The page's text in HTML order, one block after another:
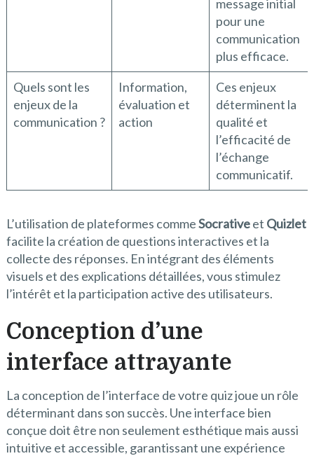
message initial
pour une
communication
plus efficace.
Quels sont les
enjeux de la
communication ?
Information,
évaluation et
action
Ces enjeux
déterminent la
qualité et
l’efficacité de
l’échange
communicatif.
L’utilisation de plateformes commeSocrativeet Quizlet
facilite la création de questions interactives et la
collecte des réponses. En intégrant des éléments
visuels et des explications détaillées, vous stimulez
l’intérêt et la participation active des utilisateurs.
Conception d’une
interface attrayante
La conception de l’interface de votre quiz joue un rôle
déterminant dans son succès. Une interface bien
conçue doit être non seulement esthétique mais aussi
intuitive et accessible, garantissant une expérience